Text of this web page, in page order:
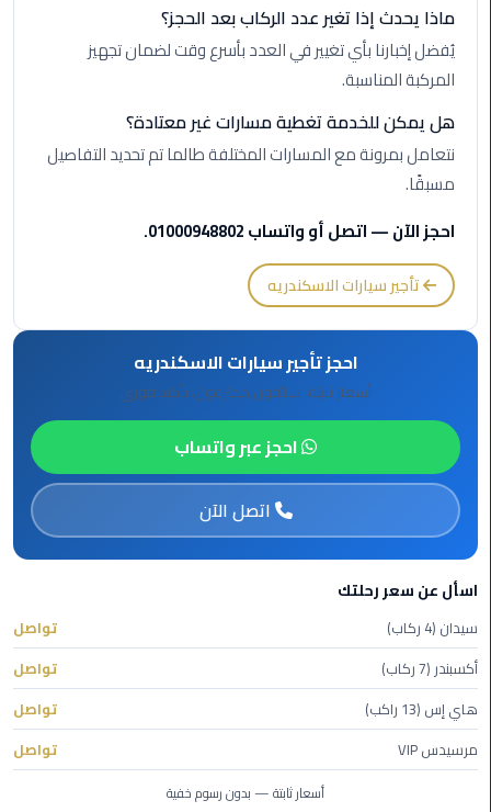
ليموزين
من
مطار
برج
العرب
إلى
القاهرة
ليموزين
الهرم
ليموزين
من
الى
الساحل
الشمالي
ليموزين
الفيوم
مطار
القاهرة
ليموزين
ليموزين
دهب
ماذا يحدث إذا تغير عدد الركاب بعد الحجز؟
يُفضل إخبارنا بأي تغيير في العدد بأسرع وقت لضمان تجهيز
المركبة المناسبة.
هل يمكن للخدمة تغطية مسارات غير معتادة؟
نتعامل بمرونة مع المسارات المختلفة طالما تم تحديد التفاصيل
مسبقًا.
احجز الآن — اتصل أو واتساب 01000948802.
تأجير سيارات الاسكندريه
احجز تأجير سيارات الاسكندريه
أسعار ثابتة، سائقون محترفون، تأكيد فوري
احجز عبر واتساب
اتصل الآن
اسأل عن سعر رحلتك
سيدان (4 ركاب)
تواصل
أكسبندر (7 ركاب)
تواصل
هاي إس (13 راكب)
تواصل
مرسيدس VIP
تواصل
أسعار ثابتة — بدون رسوم خفية